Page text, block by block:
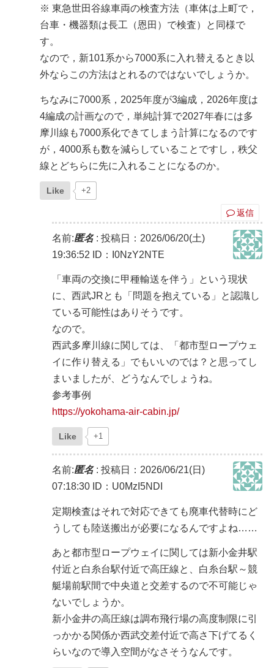
※ 東急世田谷線車両の検査方法（車体は上町で，
台車・機器類は長工（恩田）で検査）と同様で
す。
なので，新101系から7000系に入れ替えるとき以
外ならこの方法はとれるのではないでしょうか。
ちなみに7000系，2025年度が3編成，2026年度は
4編成の計画なので，単純計算で2027年春には多
摩川線も7000系化できてしまう計算になるのです
が，4000系も数を減らしていることですし，秩父
線とどちらに先に入れることになるのか。
Like +2
返信
名前:匿名: 投稿日：2026/06/20(土)
19:36:52
ID：I0NzY2NTE
「車両の交換に甲種輸送を伴う」という現状
に、西武JRとも「問題を抱えている」と認識し
ている可能性はありそうです。
なので。
西武多摩川線に関しては、「都市型ロープウェ
イに作り替える」でもいいのでは？と思ってし
まいましたが、どうなんでしょうね。
参考事例
https://yokohama-air-cabin.jp/
Like +1
名前:匿名: 投稿日：2026/06/21(日)
07:18:30 ID：U0MzI5NDI
定期検査はそれで対応できても廃車代替時にど
うしても陸送搬出が必要になるんですよね……
あと都市型ロープウェイに関しては新小金井駅
付近と白糸台駅付近で高圧線と、白糸台駅～競
艇場前駅間で中央道と交差するので不可能じゃ
ないでしょうか。
新小金井の高圧線は調布飛行場の高度制限に引
っかかる関係か西武交差付近で高さ下げてるく
らいなので導入空間がなさそうなんです。